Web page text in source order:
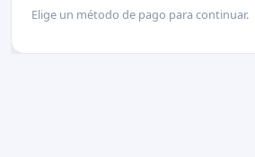
Elige un método de pago para continuar.